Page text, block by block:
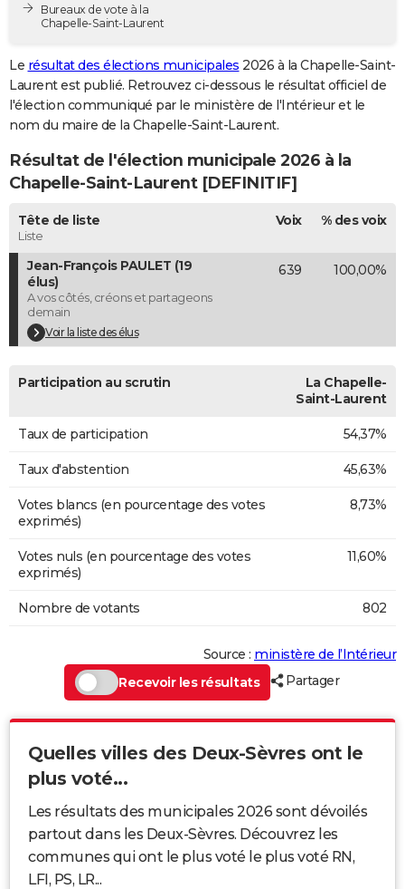
Destinations
City break
Voyage nature
Voyage de noces
Forum
PHOTO
GUIDES D'ACHAT
BONS PLANS
CARTE DE VOEUX
Carte de Noël
Carte Bonne année
Carte Saint-Valentin
Carte Pâques
Carte d'anniversaire
DICTIONNAIRE
COPAINS D'AVANT
S'inscrire
Se connecter
Lycées
Collèges
Primaires
Universités
Entreprises
Service militaire
Avis de recherche
AVIS DE DÉCÈS
FORUM
Bricolage
Lifestyle
Culture
Sport
Auto
Television
Voyage
Cinema
Bureaux de vote à la
Chapelle-Saint-Laurent
Le résultat des élections municipales 2026 à la Chapelle-Saint-
Laurent est publié. Retrouvez ci-dessous le résultat officiel de
l'élection communiqué par le ministère de l'Intérieur et le
nom du maire de la Chapelle-Saint-Laurent.
Résultat de l'élection municipale 2026 à la
Chapelle-Saint-Laurent [DEFINITIF]
Tête de liste
Liste
Voix % des voix
Jean-François PAULET (19
élus)
A vos côtés, créons et partageons
demain
Voir la liste des élus
639 100,00%
Participation au scrutin
La Chapelle-
Saint-Laurent
Taux de participation 54,37%
Taux d'abstention 45,63%
Votes blancs (en pourcentage des votes
exprimés)
8,73%
Votes nuls (en pourcentage des votes
exprimés)
11,60%
Nombre de votants 802
Source : ministère de l’Intérieur
Recevoir les résultats
Partager
Quelles villes des Deux-Sèvres ont le
plus voté...
Les résultats des municipales 2026 sont dévoilés
partout dans les Deux-Sèvres. Découvrez les
communes qui ont le plus voté le plus voté RN,
LFI, PS, LR...